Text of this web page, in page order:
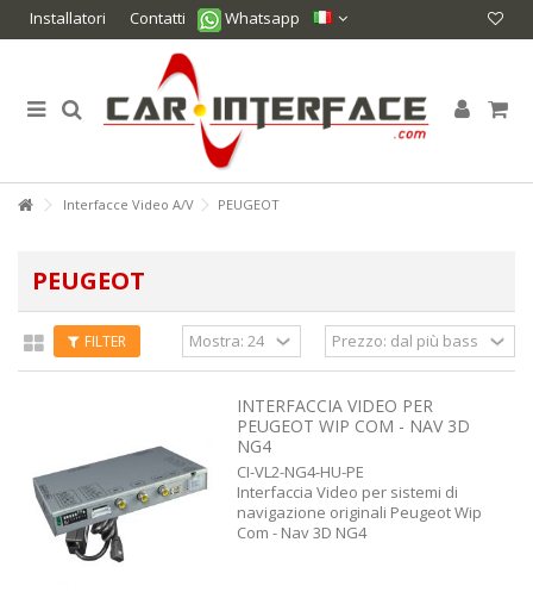
Installatori Contatti Whatsapp
Interfacce Video A/V PEUGEOT
PEUGEOT
FILTER
INTERFACCIA VIDEO PER
PEUGEOT WIP COM - NAV 3D
NG4
CI-VL2-NG4-HU-PE
Interfaccia Video per sistemi di
navigazione originali Peugeot Wip
Com - Nav 3D NG4